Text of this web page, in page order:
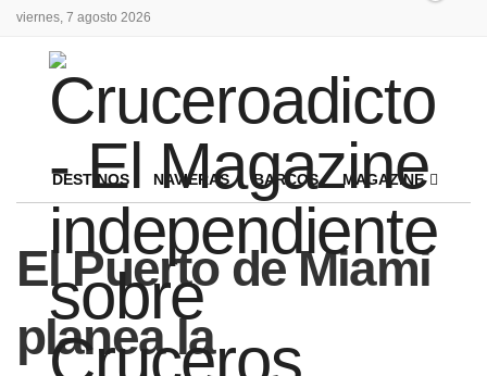
viernes, 7 agosto 2026
DESTINOS NAVIERAS BARCOS MAGAZINE
El Puerto de Miami
planea la